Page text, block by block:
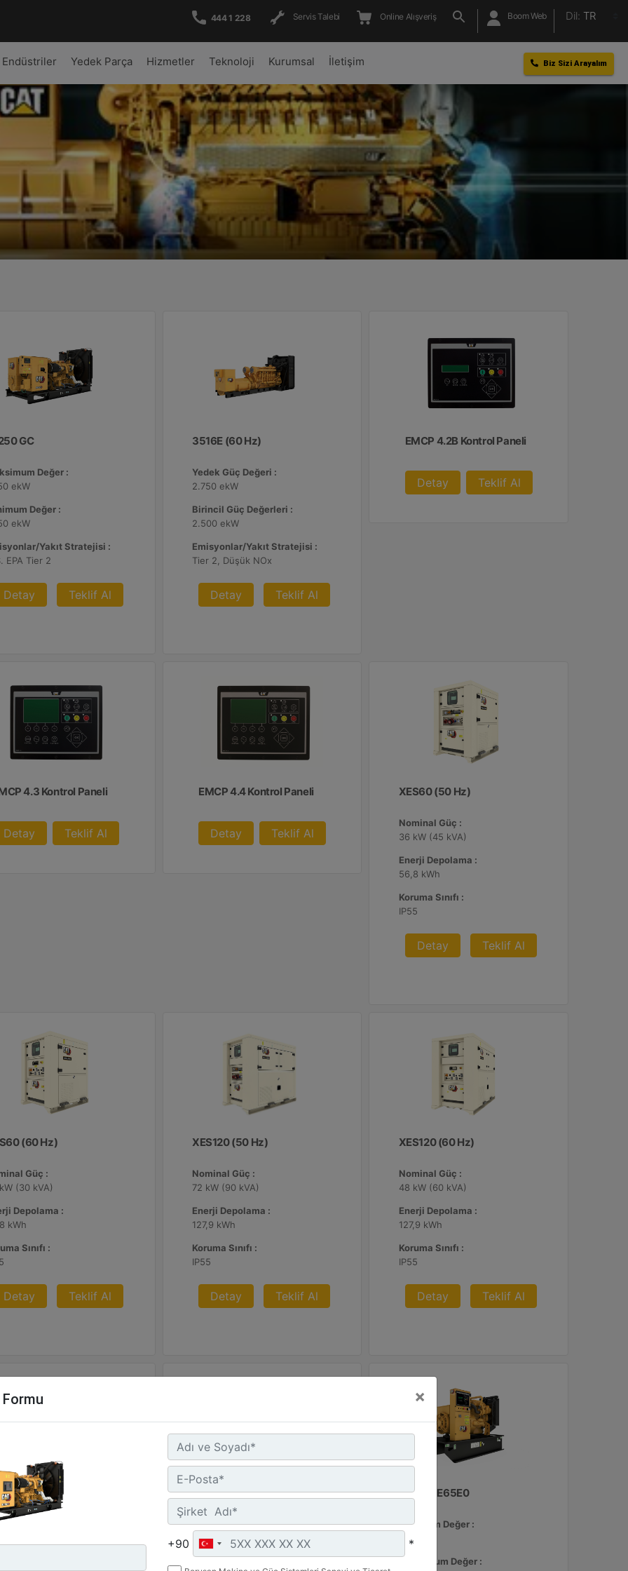
444 1 228 Servis Talebi Online Alışveriş Boom Web Dil: TR
Endüstriler Yedek Parça Hizmetler Teknoloji Kurumsal İletişim Biz Sizi Arayalım
GC
Değer :
ekW
Değer :
ekW
Yakıt Stratejisi :
EPA Tier 2
Detay Teklif Al
3516E (60 Hz)
Yedek Güç Değeri :
2.750 ekW
Birincil Güç Değerleri :
2.500 ekW
Emisyonlar/Yakıt Stratejisi :
Tier 2, Düşük NOx
Detay Teklif Al
EMCP 4.2B Kontrol Paneli
Detay Teklif Al
4.3 Kontrol Paneli
Detay Teklif Al
EMCP 4.4 Kontrol Paneli
Detay Teklif Al
XES60 (50 Hz)
Nominal Güç :
36 kW (45 kVA)
Enerji Depolama :
56,8 kWh
Koruma Sınıfı :
IP55
Detay Teklif Al
(60 Hz)
Güç :
(30 kVA)
Depolama :
kWh
Sınıfı :
Detay Teklif Al
XES120 (50 Hz)
Nominal Güç :
72 kW (90 kVA)
Enerji Depolama :
127,9 kWh
Koruma Sınıfı :
IP55
Detay Teklif Al
XES120 (60 Hz)
Nominal Güç :
48 kW (60 kVA)
Enerji Depolama :
127,9 kWh
Koruma Sınıfı :
IP55
Detay Teklif Al
Kontrol Sistemi (ECS) C3.3 | DE26E0S
Minimum Değer :
26 kVA
C3.3 | DE65E0
Minimum Değer :
65 kVA
Maksimum Değer :
×
+90 *